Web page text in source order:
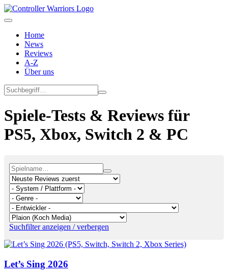
Home
News
Reviews
A-Z
Über uns
Spiele-Tests & Reviews für
PS5, Xbox, Switch 2 & PC
Suchfilter anzeigen / verbergen
Let’s Sing 2026